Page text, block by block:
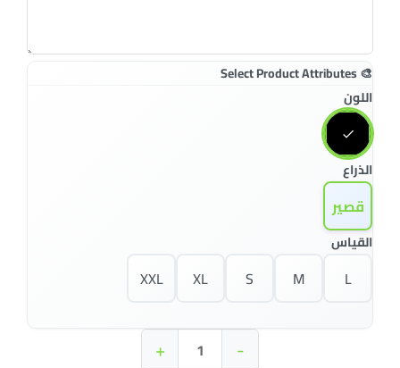
اللون
الذراع
قصير
القياس
L
M
S
XL
XXL
-
+